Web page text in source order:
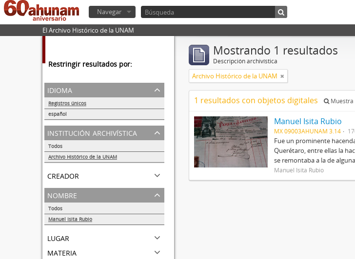
Navegar
El Archivo Histórico de la UNAM
Restringir resultados por:
idioma
Registros únicos
español
1
institución archivística
Todos
Archivo Histórico de la UNAM
creador
nombre
Todos
Manuel Isita Rubio
lugar
materia
Mostrando 1 resultados
Descripción archivística
Archivo Histórico de la UNAM
1 resultados con objetos digitales Muestra
Manuel Isita Rubio
MX 09003AHUNAM 3.14
Fue un prominente
Querétaro, entre ellas la
se remontaba a la de
Manuel Isita Rubio